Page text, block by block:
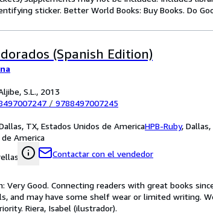
sticker. Better World Books: Buy Books. Do
(Spanish Edition)
S.L., 2013
/ 9788497007245
TX, Estados Unidos de AmericaHPB-Ruby, Dallas,
America
Contactar con el vendedor
Very Good. Connecting readers with great books
and may have some shelf wear or limited writing.
Riera, Isabel (ilustrador).